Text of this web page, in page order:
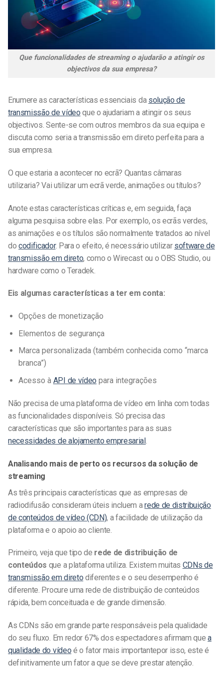
Que funcionalidades de streaming o ajudarão a atingir os
objectivos da sua empresa?
Enumere as características essenciais da solução de
transmissão de vídeo que o ajudariam a atingir os seus
objectivos. Sente-se com outros membros da sua equipa e
discuta como seria a transmissão em direto perfeita para a
sua empresa.
O que estaria a acontecer no ecrã? Quantas câmaras
utilizaria? Vai utilizar um ecrã verde, animações ou títulos?
Anote estas características críticas e, em seguida, faça
alguma pesquisa sobre elas. Por exemplo, os ecrãs verdes,
as animações e os títulos são normalmente tratados ao nível
docodificador. Para o efeito, é necessário utilizar software de
transmissão em direto, como o Wirecast ou o OBS Studio, ou
hardware como o Teradek.
Eis algumas características a ter em conta:
Opções de monetização
Elementos de segurança
Marca personalizada (também conhecida como “marca
branca”)
Acesso à API de vídeo para integrações
Não precisa de uma plataforma de vídeo em linha com todas
as funcionalidades disponíveis. Só precisa das
características que são importantes para as suas
necessidades de alojamento empresarial.
Analisando mais de perto os recursos da solução de
streaming
As três principais características que as empresas de
radiodifusão consideram úteis incluem arede de distribuição
de conteúdos de vídeo (CDN), a facilidade de utilização da
plataforma e o apoio ao cliente.
Primeiro, veja que tipo de rede de distribuição de
conteúdos que a plataforma utiliza. Existem muitas CDNs de
transmissão em direto diferentes e o seu desempenho é
diferente. Procure uma rede de distribuição de conteúdos
rápida, bem conceituada e de grande dimensão.
As CDNs são em grande parte responsáveis pela qualidade
do seu fluxo. Em redor 67% dos espectadores afirmam quea
qualidade do vídeo é o fator mais importantepor isso, este é
definitivamente um fator a que se deve prestar atenção.